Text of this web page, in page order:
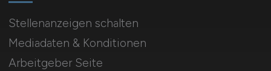
Stellenanzeigen schalten
Mediadaten & Konditionen
Arbeitgeber Seite